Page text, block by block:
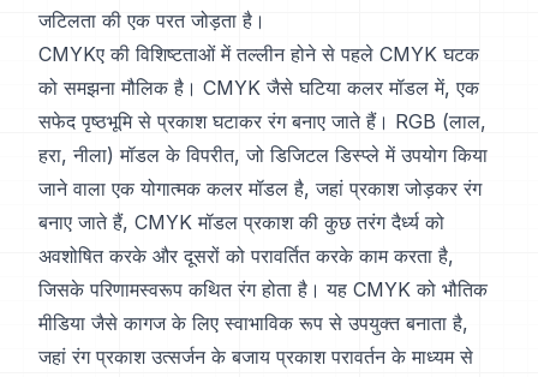
जटिलता की एक परत जोड़ता है।
CMYKए की विशिष्टताओं में तल्लीन होने से पहले CMYK घटक
को समझना मौलिक है। CMYK जैसे घटिया कलर मॉडल में, एक
सफेद पृष्ठभूमि से प्रकाश घटाकर रंग बनाए जाते हैं। RGB (लाल,
हरा, नीला) मॉडल के विपरीत, जो डिजिटल डिस्प्ले में उपयोग किया
जाने वाला एक योगात्मक कलर मॉडल है, जहां प्रकाश जोड़कर रंग
बनाए जाते हैं, CMYK मॉडल प्रकाश की कुछ तरंग दैर्ध्य को
अवशोषित करके और दूसरों को परावर्तित करके काम करता है,
जिसके परिणामस्वरूप कथित रंग होता है। यह CMYK को भौतिक
मीडिया जैसे कागज के लिए स्वाभाविक रूप से उपयुक्त बनाता है,
जहां रंग प्रकाश उत्सर्जन के बजाय प्रकाश परावर्तन के माध्यम से